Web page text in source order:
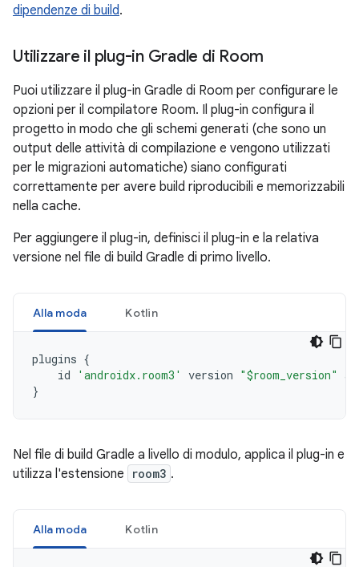
dipendenze di build.
Utilizzare il plug-in Gradle di Room
Puoi utilizzare il plug-in Gradle di Room per configurare le
opzioni per il compilatore Room. Il plug-in configura il
progetto in modo che gli schemi generati (che sono un
output delle attività di compilazione e vengono utilizzati
per le migrazioni automatiche) siano configurati
correttamente per avere build riproducibili e memorizzabili
nella cache.
Per aggiungere il plug-in, definisci il plug-in e la relativa
versione nel file di build Gradle di primo livello.
Alla moda Kotlin
plugins {
id
'androidx.room3' version "$room_version"
}
Nel file di build Gradle a livello di modulo, applica il plug-in e
utilizza l'estensione
room3 .
Alla moda Kotlin